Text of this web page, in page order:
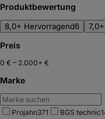
Produktbewertung
8,0+ Hervorragend6
Preis
0 € – 2.000+ €
Marke
Projahn371 BGS technic